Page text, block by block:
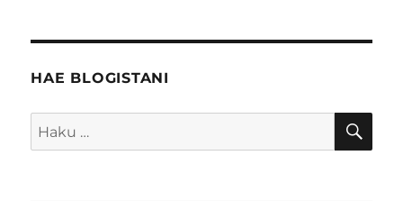
HAE BLOGISTANI
Etsi: